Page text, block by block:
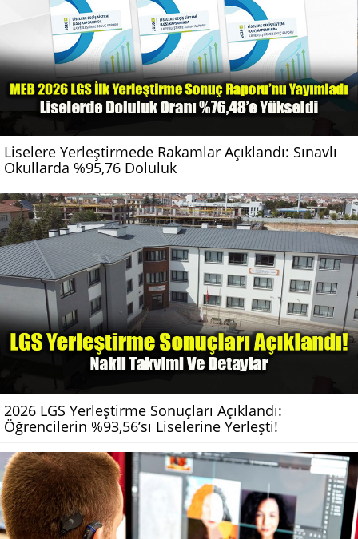
Liselere Yerleştirmede Rakamlar Açıklandı: Sınavlı
Okullarda %95,76 Doluluk
2026 LGS Yerleştirme Sonuçları Açıklandı:
Öğrencilerin %93,56’sı Liselerine Yerleşti!